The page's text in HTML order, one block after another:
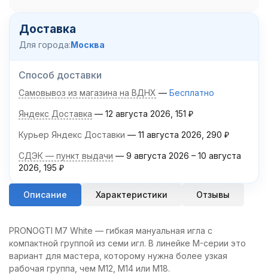
Доставка
Для города:Москва
Способ доставки
Самовывоз из магазина на ВДНХ Бесплатно
Яндекс Доставка 12 августа 2026 151 ₽
Курьер Яндекс Доставки 11 августа 2026 290 ₽
СДЭК — пункт выдачи 9 августа 2026 – 10 августа
2026 195 ₽
Описание Характеристики Отзывы
PRONOGTI M7 White — гибкая мануальная игла с
компактной группой из семи игл. В линейке M-серии это
вариант для мастера, которому нужна более узкая
рабочая группа, чем M12, M14 или M18.